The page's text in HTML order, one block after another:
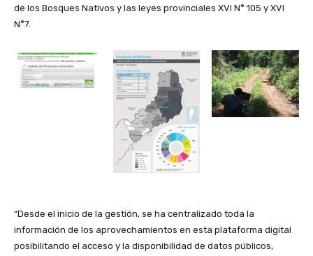
de los Bosques Nativos y las leyes provinciales XVI N° 105 y XVI
N°7.
“Desde el inicio de la gestión, se ha centralizado toda la
información de los aprovechamientos en esta plataforma digital
posibilitando el acceso y la disponibilidad de datos públicos,